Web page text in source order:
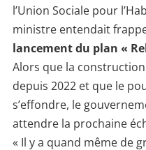
l’Union Sociale pour
ministre entendait
lancement du plan «
Alors que la
depuis 2022 et que le
s’effondre, le
attendre la prochaine
« Il y a quand même de